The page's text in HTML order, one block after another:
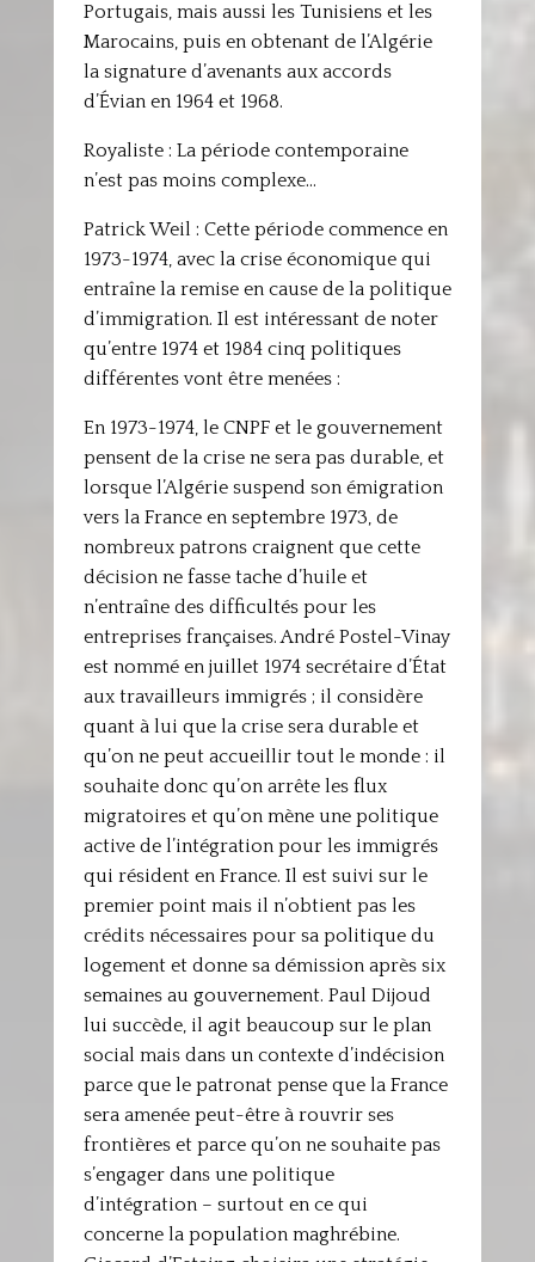
Portugais, mais aussi les Tunisiens et les
Marocains, puis en obtenant de l’Algérie
la signature d’avenants aux accords
d’Évian en 1964 et 1968.
Royaliste : La période contemporaine
n’est pas moins complexe…
Patrick Weil : Cette période commence en
1973-1974, avec la crise économique qui
entraîne la remise en cause de la politique
d’immigration. Il est intéressant de noter
qu’entre 1974 et 1984 cinq politiques
différentes vont être menées :
En 1973-1974, le CNPF et le gouvernement
pensent de la crise ne sera pas durable, et
lorsque l’Algérie suspend son émigration
vers la France en septembre 1973, de
nombreux patrons craignent que cette
décision ne fasse tache d’huile et
n’entraîne des difficultés pour les
entreprises françaises. André Postel-Vinay
est nommé en juillet 1974 secrétaire d’État
aux travailleurs immigrés ; il considère
quant à lui que la crise sera durable et
qu’on ne peut accueillir tout le monde : il
souhaite donc qu’on arrête les flux
migratoires et qu’on mène une politique
active de l’intégration pour les immigrés
qui résident en France. Il est suivi sur le
premier point mais il n’obtient pas les
crédits nécessaires pour sa politique du
logement et donne sa démission après six
semaines au gouvernement. Paul Dijoud
lui succède, il agit beaucoup sur le plan
social mais dans un contexte d’indécision
parce que le patronat pense que la France
sera amenée peut-être à rouvrir ses
frontières et parce qu’on ne souhaite pas
s’engager dans une politique
d’intégration – surtout en ce qui
concerne la population maghrébine.